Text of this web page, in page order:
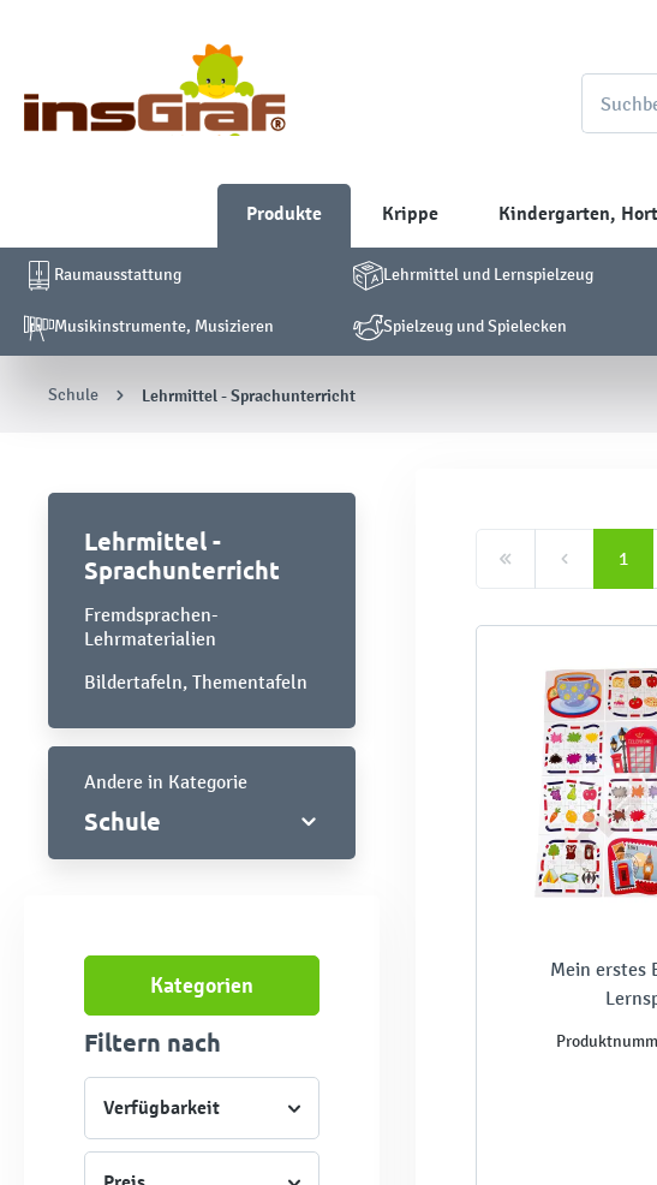
Produkte Krippe Kindergarten, Hort
Raumausstattung Lehrmittel und Lernspielzeug
Musikinstrumente, Musizieren Spielzeug und Spielecken
Schule Lehrmittel - Sprachunterricht
Lehrmittel -
Sprachunterricht
Fremdsprachen-
Lehrmaterialien
Bildertafeln, Thementafeln
Andere in Kategorie
Schule
Kategorien
Filtern nach
Verfügbarkeit
1
Mein erstes